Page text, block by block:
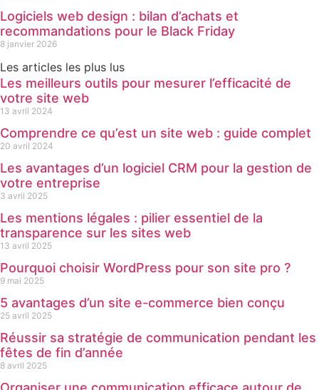
Logiciels web design : bilan d’achats et
recommandations pour le Black Friday
8 janvier 2026
Les articles les plus lus
Les meilleurs outils pour mesurer l’efficacité de
votre site web
13 avril 2024
Comprendre ce qu’est un site web : guide complet
20 avril 2024
Les avantages d’un logiciel CRM pour la gestion de
votre entreprise
3 avril 2025
Les mentions légales : pilier essentiel de la
transparence sur les sites web
13 avril 2025
Pourquoi choisir WordPress pour son site pro ?
9 mai 2025
5 avantages d’un site e-commerce bien conçu
25 avril 2025
Réussir sa stratégie de communication pendant les
fêtes de fin d’année
8 avril 2025